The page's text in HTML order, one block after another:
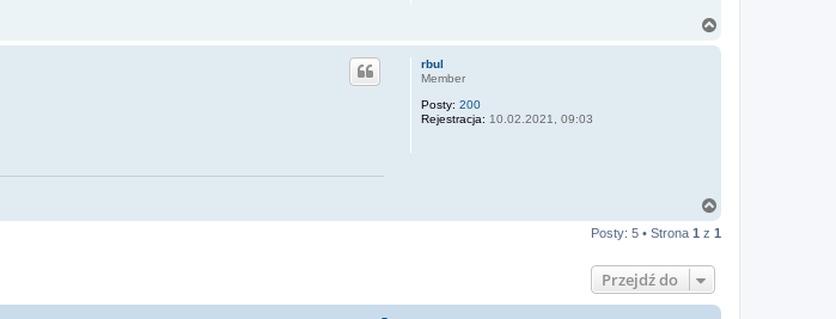
rbul
Member
Posty: 200
Rejestracja: 10.02.2021, 09:03
g
Posty: 5 • Strona 1 z 1
Przejdź do